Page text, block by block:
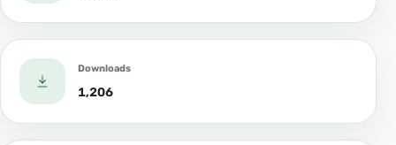
Downloads
1,206